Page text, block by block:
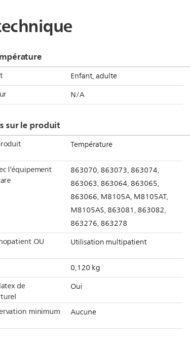
Enfant, adulte
N/A
sur le produit
Température
l’équipement
863070, 863073, 863074,
863063, 863064, 863065,
863066, M8105A, M8105AT,
M8105AS, 863081, 863082,
863276, 863278
OU
Utilisation multipatient
0,120 kg
de
Oui
minimum Aucune